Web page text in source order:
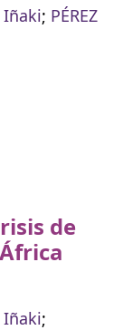
Iñaki; PÉREZ
de
Iñaki;